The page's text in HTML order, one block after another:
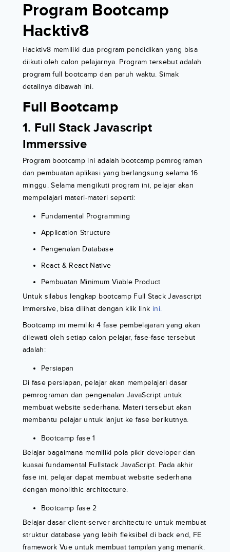
Program Bootcamp
Hacktiv8
Hacktiv8 memiliki dua program pendidikan yang bisa
diikuti oleh calon pelajarnya. Program tersebut adalah
program full bootcamp dan paruh waktu. Simak
detailnya dibawah ini.
Full Bootcamp
1. Full Stack Javascript
Immerssive
Program bootcamp ini adalah bootcamp pemrograman
dan pembuatan aplikasi yang berlangsung selama 16
minggu. Selama mengikuti program ini, pelajar akan
mempelajari materi-materi seperti:
Fundamental Programming
Application Structure
Pengenalan Database
React & React Native
Pembuatan Minimum Viable Product
Untuk silabus lengkap bootcamp Full Stack Javascript
Immersive, bisa dilihat dengan klik link ini.
Bootcamp ini memiliki 4 fase pembelajaran yang akan
dilewati oleh setiap calon pelajar, fase-fase tersebut
adalah:
Persiapan
Di fase persiapan, pelajar akan mempelajari dasar
pemrograman dan pengenalan JavaScript untuk
membuat website sederhana. Materi tersebut akan
membantu pelajar untuk lanjut ke fase berikutnya.
Bootcamp fase 1
Belajar bagaimana memiliki pola pikir developer dan
kuasai fundamental Fullstack JavaScript. Pada akhir
fase ini, pelajar dapat membuat website sederhana
dengan monolithic architecture.
Bootcamp fase 2
Belajar dasar client-server architecture untuk membuat
struktur database yang lebih fleksibel di back end, FE
framework Vue untuk membuat tampilan yang menarik.